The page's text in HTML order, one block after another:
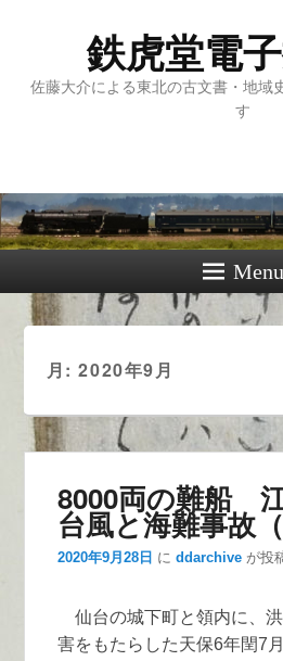
鉄虎堂電
佐藤大介による東北の古文書・地域
す
Menu
月:2020年9月
8000両の難船
台風と海難事故
2020年9月28日 に ddarchive が投
仙台の城下町と領内に、
害をもたらした天保6年閏7